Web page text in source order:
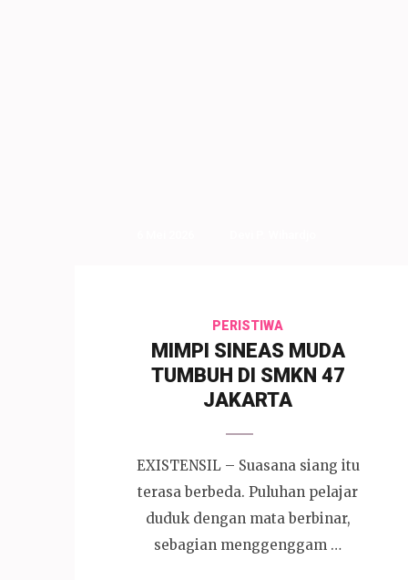
PERISTIWA
MIMPI SINEAS MUDA
TUMBUH DI SMKN 47
JAKARTA
EXISTENSIL – Suasana siang itu
terasa berbeda. Puluhan pelajar
duduk dengan mata berbinar,
sebagian menggenggam …